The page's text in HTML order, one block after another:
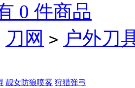
0 件商品
刀网 > 户外刀
靓女防狼喷雾 狩猎弹弓